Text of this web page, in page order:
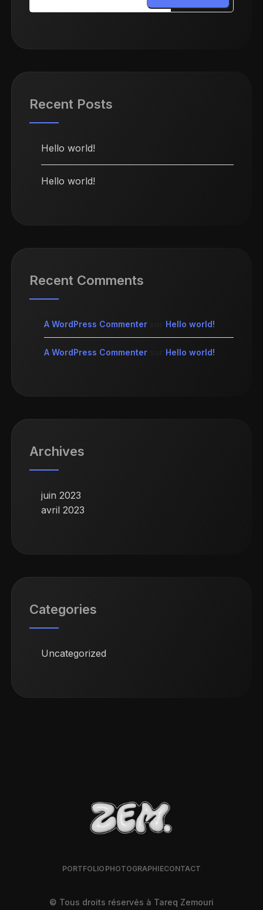
Recent Posts
Hello world!
Hello world!
Recent Comments
A WordPress Commenter Hello world!
A WordPress Commenter Hello world!
Archives
juin 2023
avril 2023
Categories
Uncategorized
PORTFOLIO PHOTOGRAPHIECONTACT
© Tous droits réservés à Tareq Zemouri